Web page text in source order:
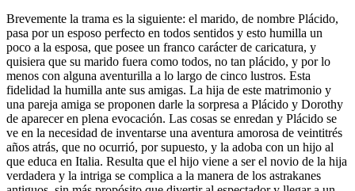
Brevemente la trama es la siguiente: el marido, de nombre Plácido,
pasa por un esposo perfecto en todos sentidos y esto humilla un
poco a la esposa, que posee un franco carácter de caricatura, y
quisiera que su marido fuera como todos, no tan plácido, y por lo
menos con alguna aventurilla a lo largo de cinco lustros. Esta
fidelidad la humilla ante sus amigas. La hija de este matrimonio y
una pareja amiga se proponen darle la sorpresa a Plácido y Dorothy
de aparecer en plena evocación. Las cosas se enredan y Plácido se
ve en la necesidad de inventarse una aventura amorosa de veintitrés
años atrás, que no ocurrió, por supuesto, y la adoba con un hijo al
que educa en Italia. Resulta que el hijo viene a ser el novio de la hija
verdadera y la intriga se complica a la manera de los astrakanes